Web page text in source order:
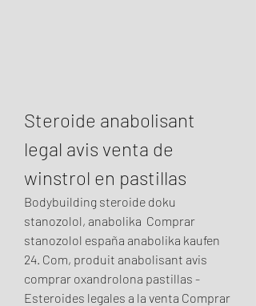
Steroide anabolisant
legal avis venta de
winstrol en pastillas
Bodybuilding steroide doku
stanozolol, anabolika  Comprar
stanozolol españa anabolika kaufen
24. Com, produit anabolisant avis
comprar oxandrolona pastillas -
Esteroides legales a la venta Comprar